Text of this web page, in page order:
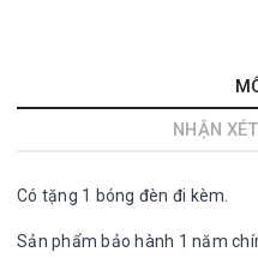
NHẬN
Có tặng 1 bóng đèn đi kèm.
Sản phẩm bảo hành 1 năm